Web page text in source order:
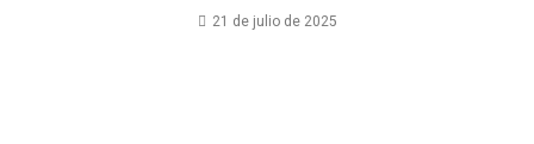
21 de julio de 2025